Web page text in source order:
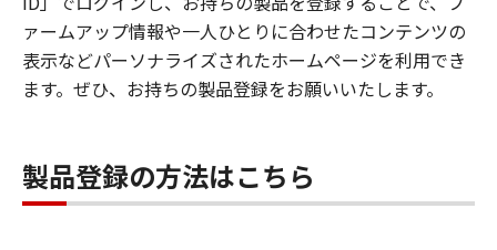
ァームアップ情報や一人ひとりに合わせたコンテンツの
表示などパーソナライズされたホームページを利用でき
ます。ぜひ、お持ちの製品登録をお願いいたします。
製品登録の方法はこちら